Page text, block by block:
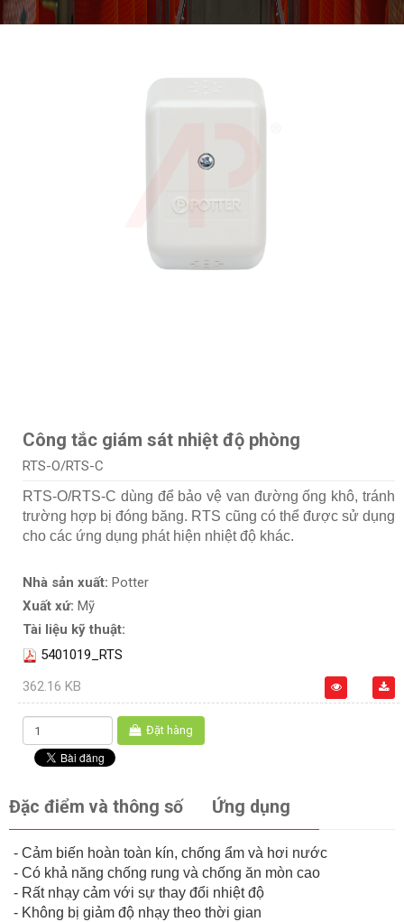
Công tắc giám sát nhiệt độ phòng
RTS-O/RTS-C
RTS-O/RTS-C dùng để bảo vệ van đường ống khô, tránh
trường hợp bị đóng băng. RTS cũng có thể được sử dụng
cho các ứng dụng phát hiện nhiệt độ khác.
Nhà sản xuất: Potter
Xuất xứ: Mỹ
Tài liệu kỹ thuật:
5401019_RTS
362.16 KB
Đặt hàng
Đặc điểm và thông số Ứng dụng
- Cảm biến hoàn toàn kín, chống ẩm và hơi nước
- Có khả năng chống rung và chống ăn mòn cao
- Rất nhạy cảm với sự thay đổi nhiệt độ
- Không bị giảm độ nhạy theo thời gian